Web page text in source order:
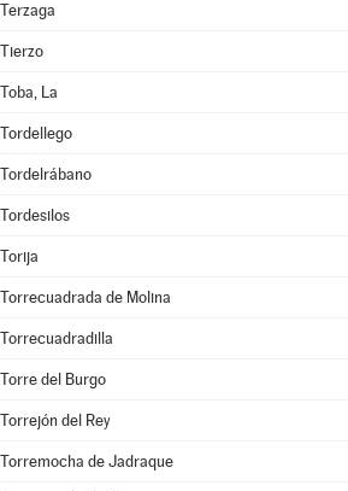
Terzaga
Tierzo
Toba, La
Tordellego
Tordelrábano
Tordesilos
Torija
Torrecuadrada de Molina
Torrecuadradilla
Torre del Burgo
Torrejón del Rey
Torremocha de Jadraque